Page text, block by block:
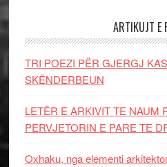
ARTIKUJT E
TRI POEZI PËR GJERGJ
SKËNDERBEUN
LETËR E ARKIVIT TE NAUM
PERVJETORIN E PARE TE
Oxhaku, nga elementi